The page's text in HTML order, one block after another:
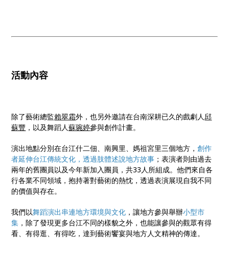
活動內容
除了藝術總監賴翠霜外，也另外邀請在台南深耕已久的戲劇人邱
蘇豐 ，以及舞蹈人蘇琬婷參與創作計畫。
演出地點分別在台江什二佃、南興里、媽祖宮里三個地方，創作
者延伸台江傳統文化，透過肢體述說地方故事 ；表演者則由過去
兩年的舊團員以及今年新加入團員，共33人所組成。他們來自各
行各業不同領域，抱持著對藝術的熱忱，透過表演展現自我不同
的價值與存在。
我們以舞蹈演出串連地方環境與文化 ，讓地方參與舉辦小型市
集 ，除了發現更多台江不同的樣貌之外，也能讓參與的觀眾有得
看、有得逛、有得吃，達到藝術饗宴與地方人文精神的傳達。